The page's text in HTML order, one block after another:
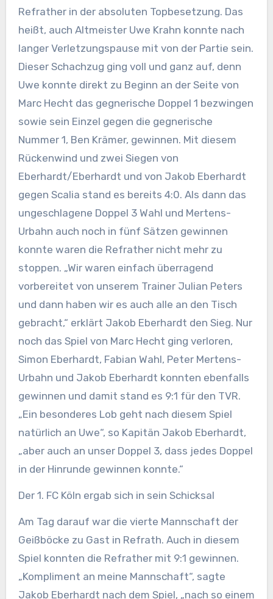
Refrather in der absoluten Topbesetzung. Das
heißt, auch Altmeister Uwe Krahn konnte nach
langer Verletzungspause mit von der Partie sein.
Dieser Schachzug ging voll und ganz auf, denn
Uwe konnte direkt zu Beginn an der Seite von
Marc Hecht das gegnerische Doppel 1 bezwingen
sowie sein Einzel gegen die gegnerische
Nummer 1, Ben Krämer, gewinnen. Mit diesem
Rückenwind und zwei Siegen von
Eberhardt/Eberhardt und von Jakob Eberhardt
gegen Scalia stand es bereits 4:0. Als dann das
ungeschlagene Doppel 3 Wahl und Mertens-
Urbahn auch noch in fünf Sätzen gewinnen
konnte waren die Refrather nicht mehr zu
stoppen. „Wir waren einfach überragend
vorbereitet von unserem Trainer Julian Peters
und dann haben wir es auch alle an den Tisch
gebracht,“ erklärt Jakob Eberhardt den Sieg. Nur
noch das Spiel von Marc Hecht ging verloren,
Simon Eberhardt, Fabian Wahl, Peter Mertens-
Urbahn und Jakob Eberhardt konnten ebenfalls
gewinnen und damit stand es 9:1 für den TVR.
„Ein besonderes Lob geht nach diesem Spiel
natürlich an Uwe“, so Kapitän Jakob Eberhardt,
„aber auch an unser Doppel 3, dass jedes Doppel
in der Hinrunde gewinnen konnte.“
Der 1. FC Köln ergab sich in sein Schicksal
Am Tag darauf war die vierte Mannschaft der
Geißböcke zu Gast in Refrath. Auch in diesem
Spiel konnten die Refrather mit 9:1 gewinnen.
„Kompliment an meine Mannschaft“, sagte
Jakob Eberhardt nach dem Spiel, „nach so einem